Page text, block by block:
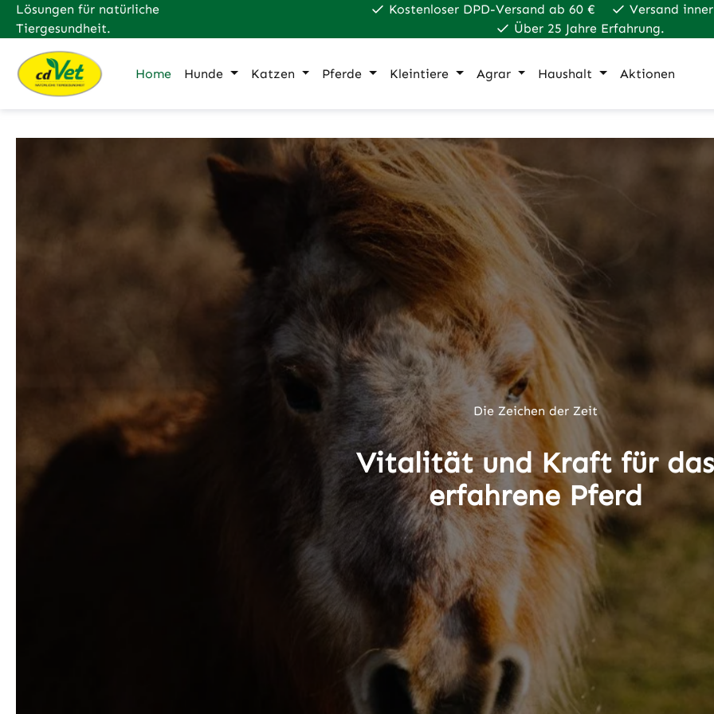
Hauptinhalt springen
Zur Suche springen
Zur Hauptnavigation springen
Lösungen für natürliche
Tiergesundheit.
Kostenloser DPD-Versand ab 60 €
Versand
Über 25 Jahre Erfahrung.
Home Hunde Katzen Pferde Kleintiere Agrar Haushalt Aktionen
Die Zeichen der Zeit
Vitalität und Kraft für das
erfahrene Pferd